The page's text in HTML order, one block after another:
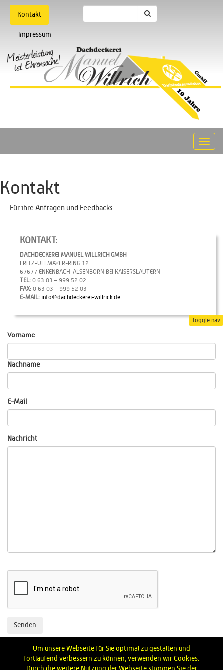
Kontakt
Impressum
Toggle
Kontakt
Für ihre Anfragen und Feedbacks
KONTAKT:
DACHDECKEREI MANUEL WILLRICH GMBH
FRITZ-ULLMAYER-RING 12
67677 ENKENBACH-ALSENBORN BEI KAISERSLAUTERN
TEL: 0 63 03 – 999 52 02
FAX: 0 63 03 – 999 52 03
E-MAIL: info@dachdeckerei-willrich.de
Toggle nav
Vorname
Nachname
E-Mail
Nachricht
Senden
Um unsere Webseite für Sie optimal zu gestalten und
fortlaufend verbessern zu können, verwenden wir Cookies.
Durch die weitere Nutzung der Webseite stimmen Sie der